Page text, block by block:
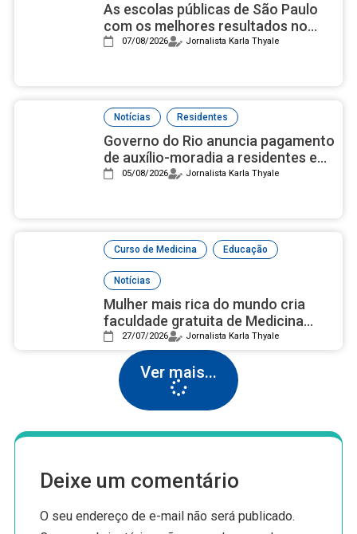
As escolas públicas de São Paulo
com os melhores resultados no
ensino médio, de acordo com Ideb
07/08/2026 Jornalista Karla Thyale
Notícias , Residentes
Governo do Rio anuncia pagamento
de auxílio-moradia a residentes em
setembro
05/08/2026 Jornalista Karla Thyale
Curso de Medicina , Educação
Notícias
Mulher mais rica do mundo cria
faculdade gratuita de Medicina
com campus luxuoso nos EUA
27/07/2026 Jornalista Karla Thyale
Ver mais...
Deixe um comentário
O seu endereço de e-mail não será publicado.